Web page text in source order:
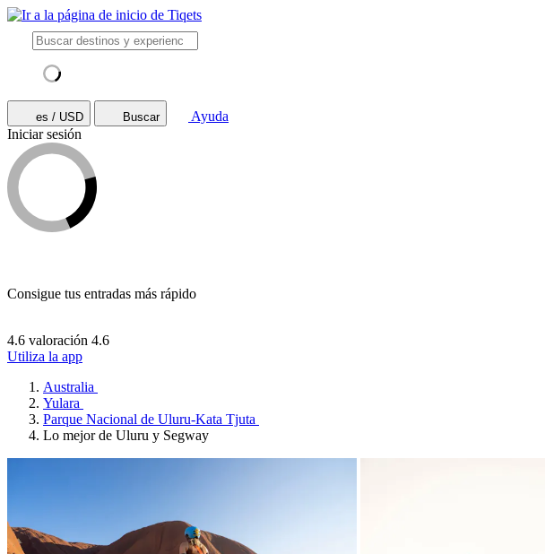
es / USD Buscar
Ayuda
Iniciar sesión
Consigue tus entradas más rápido
4.6 valoración 4.6
Utiliza la app
Australia
Yulara
Parque Nacional de Uluru-Kata Tjuta
Lo mejor de Uluru y Segway